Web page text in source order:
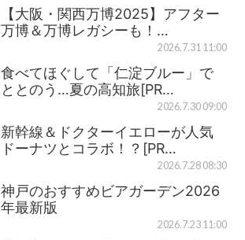
【大阪・関西万博2025】アフター
万博＆万博レガシーも！…
2026.7.31 11:00
食べてほぐして「仁淀ブルー」で
ととのう…夏の高知旅[PR…
2026.7.30 09:00
新幹線＆ドクターイエローが人気
ドーナツとコラボ！？[PR…
2026.7.28 08:30
神戸のおすすめビアガーデン2026
年最新版
2026.7.23 11:00